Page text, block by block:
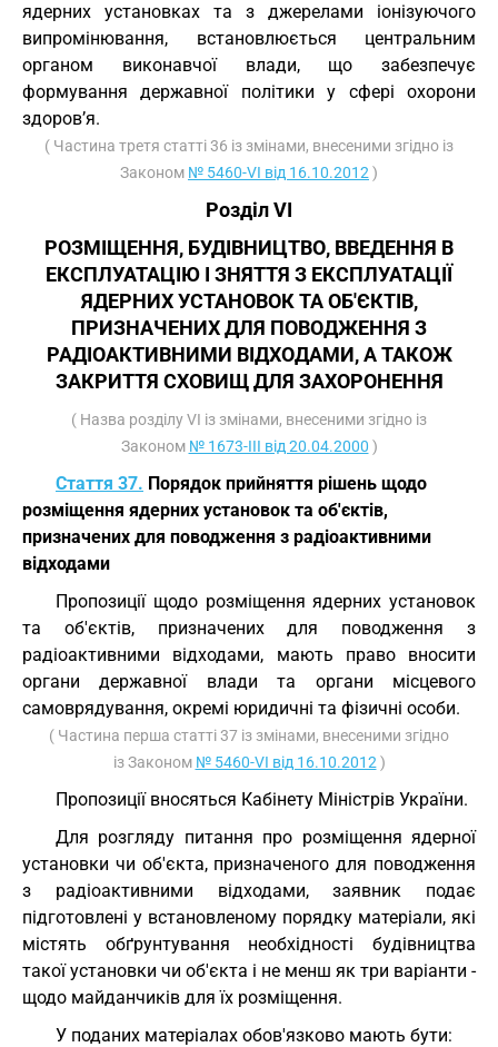
ядерних установках та з джерелами іонізуючого
випромінювання, встановлюється центральним
органом виконавчої влади, що забезпечує
формування державної політики у сфері охорони
здоров’я.
( Частина третя статті 36 із змінами, внесеними згідно із
Законом № 5460-VI від 16.10.2012 )
Розділ VI
РОЗМІЩЕННЯ, БУДІВНИЦТВО, ВВЕДЕННЯ В
ЕКСПЛУАТАЦІЮ І ЗНЯТТЯ З ЕКСПЛУАТАЦІЇ
ЯДЕРНИХ УСТАНОВОК ТА ОБ'ЄКТІВ,
ПРИЗНАЧЕНИХ ДЛЯ ПОВОДЖЕННЯ З
РАДІОАКТИВНИМИ ВІДХОДАМИ, А ТАКОЖ
ЗАКРИТТЯ СХОВИЩ ДЛЯ ЗАХОРОНЕННЯ
( Назва розділу VI із змінами, внесеними згідно із
Законом № 1673-III від 20.04.2000 )
Стаття 37. Порядок прийняття рішень щодо
розміщення ядерних установок та об'єктів,
призначених для поводження з радіоактивними
відходами
Пропозиції щодо розміщення ядерних установок
та об'єктів, призначених для поводження з
радіоактивними відходами, мають право вносити
органи державної влади та органи місцевого
самоврядування, окремі юридичні та фізичні особи.
( Частина перша статті 37 із змінами, внесеними згідно
із Законом № 5460-VI від 16.10.2012 )
Пропозиції вносяться Кабінету Міністрів України.
Для розгляду питання про розміщення ядерної
установки чи об'єкта, призначеного для поводження
з радіоактивними відходами, заявник подає
підготовлені у встановленому порядку матеріали, які
містять обґрунтування необхідності будівництва
такої установки чи об'єкта і не менш як три варіанти -
щодо майданчиків для їх розміщення.
У поданих матеріалах обов'язково мають бути: